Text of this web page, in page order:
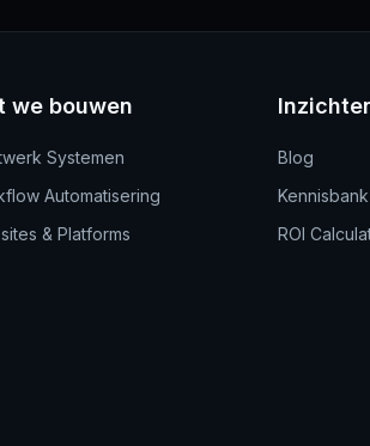
we bouwen
Systemen
Automatisering
& Platforms
Blog
Kennisbank
ROI